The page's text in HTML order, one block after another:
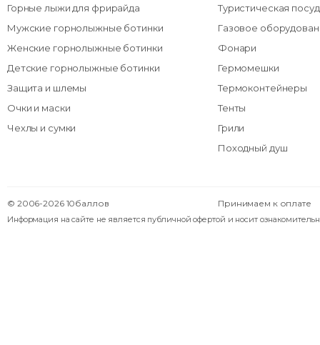
Горные лыжи для фрирайда
Мужские горнолыжные ботинки
Женские горнолыжные ботинки
Детские горнолыжные ботинки
Защита и шлемы
Очки и маски
Чехлы и сумки
Туристическая
Газовое
Фонари
Гермомешки
Термоконтейнеры
Тенты
Грили
Походный душ
© 2006-2026 10баллов Принимаем к оплате
Информация на сайте не является публичной офертой и носит